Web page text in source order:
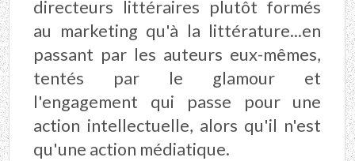
directeurs littéraires plutôt formés
au marketing qu'à la littérature...en
passant par les auteurs eux-mêmes,
tentés par le glamour et
l'engagement qui passe pour une
action intellectuelle, alors qu'il n'est
qu'une action médiatique.